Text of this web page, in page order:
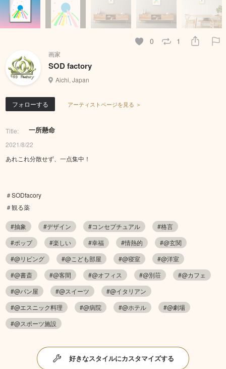
0 1
画家
SOD factory
Aichi, Japan
フォローする アーティストページを見る ＞
Title: 一所懸命
2021/8/22
あれこれ分散せず、一点集中！
＃SODfacory
＃観る薬
#抽象 #デザイン #コンセプチュアル
#格言
#ポップ
#楽しい #幸福 #情熱的
#@玄関
#@リビング
#@こども部屋 #@寝室
#@洋室
#@書斎
#@客間 #@オフィス #@別荘
#@カフェ
#@パン屋
#@スイーツ
#@イタリアン
#@エスニック料理
#@病院 #@ホテル
#@劇場
#@スポーツ施設
好きなスタイルにカスタマイズする